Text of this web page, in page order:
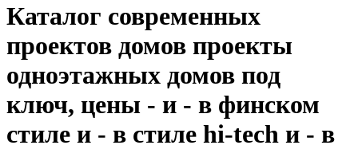
Каталог современных
проектов домов проекты
одноэтажных домов под
ключ, цены - и - в финском
стиле и - в стиле hi-tech и - в